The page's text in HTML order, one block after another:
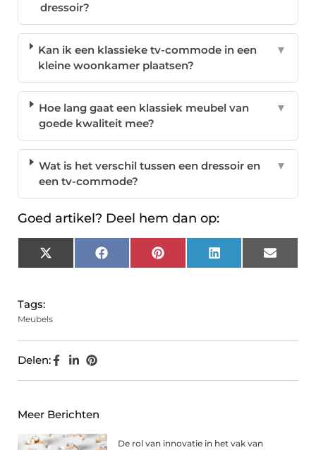
dressoir?
Kan ik een klassieke tv-commode in een
kleine woonkamer plaatsen?
▼
Hoe lang gaat een klassiek meubel van
goede kwaliteit mee?
▼
Wat is het verschil tussen een dressoir en
een tv-commode?
▼
Goed artikel? Deel hem dan op:
X
(Twitter)
FacebookPinterest LinkedIn Email
Tags:
Meubels
Delen:
Meer Berichten
De rol van innovatie in het vak van